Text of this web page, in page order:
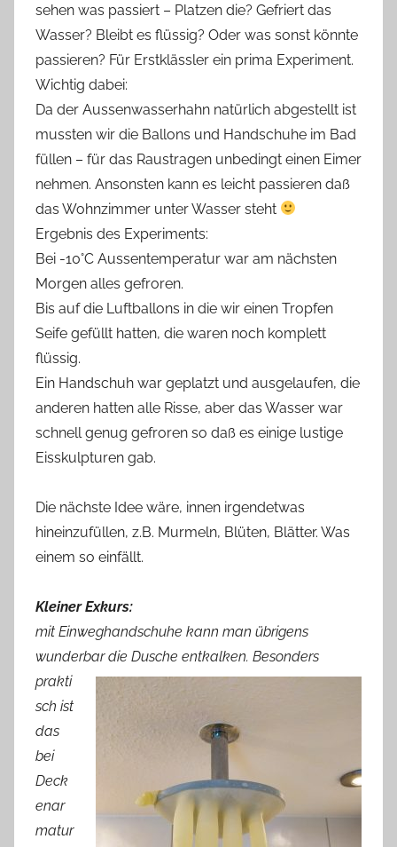
sehen was passiert – Platzen die? Gefriert das
Wasser? Bleibt es flüssig? Oder was sonst könnte
passieren? Für Erstklässler ein prima Experiment.
Wichtig dabei:
Da der Aussenwasserhahn natürlich abgestellt ist
mussten wir die Ballons und Handschuhe im Bad
füllen – für das Raustragen unbedingt einen Eimer
nehmen. Ansonsten kann es leicht passieren daß
das Wohnzimmer unter Wasser steht
Ergebnis des Experiments:
Bei -10°C Aussentemperatur war am nächsten
Morgen alles gefroren.
Bis auf die Luftballons in die wir einen Tropfen
Seife gefüllt hatten, die waren noch komplett
flüssig.
Ein Handschuh war geplatzt und ausgelaufen, die
anderen hatten alle Risse, aber das Wasser war
schnell genug gefroren so daß es einige lustige
Eisskulpturen gab.
Die nächste Idee wäre, innen irgendetwas
hineinzufüllen, z.B. Murmeln, Blüten, Blätter. Was
einem so einfällt.
Kleiner Exkurs:
mit Einweghandschuhe kann man übrigens
wunderbardie Dusche entkalken. Besonders
prakti
sch ist
das
bei
Deck
enar
matur